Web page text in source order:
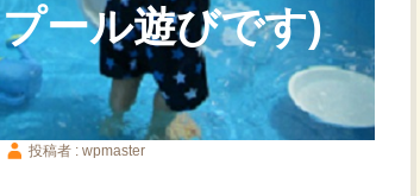
ール遊びです)
投稿者 : wpmaster